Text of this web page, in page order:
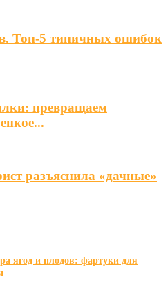
Топ-5 типичных ошибок
превращаем
разъяснила «дачные»
ягод и плодов: фартуки для